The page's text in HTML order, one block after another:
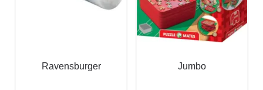
Ravensburger Jumbo